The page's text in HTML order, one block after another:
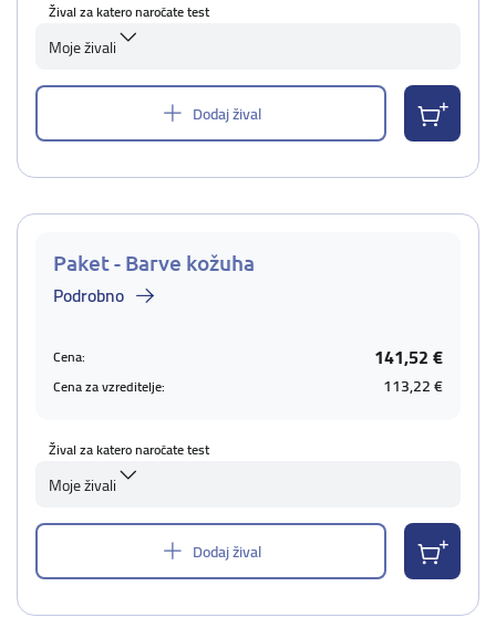
Žival za katero naročate test
Moje živali
Dodaj žival
Paket - Barve kožuha
Podrobno
Cena: 141,52 €
Cena za vzreditelje: 113,22 €
Žival za katero naročate test
Moje živali
Dodaj žival